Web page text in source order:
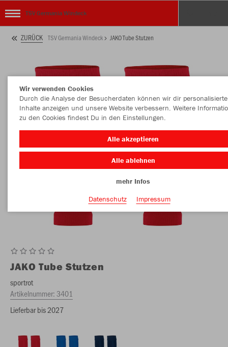
TSV Germania Windeck
ZURÜCK TSV Germania Windeck JAKO Tube Stutzen
JAKO Tube Stutzen
sportrot
Artikelnummer:3401
Lieferbar bis 2027
Wir verwenden Cookies
Durch die Analyse der Besucherdaten können wir dir personalisierte
Inhalte anzeigen und unsere Website verbessern. Weitere
zu den Cookies findest Du in den Einstellungen.
Alle akzeptieren
Alle ablehnen
mehr Infos
Datenschutz
Impressum